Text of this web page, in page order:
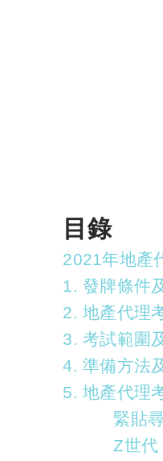
目錄
2021年地產
1. 發牌條件
2. 地產代理
3. 考試範圍
4. 準備方法
5. 地產代理
緊貼
Z世代